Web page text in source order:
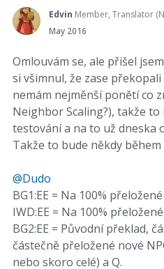
Edvin Member, Translator
May 2016
Omlouvám se, ale přišel
si všimnul, že zase
nemám nejměnší ponětí co
Neighbor Scaling?), takže
testování a na to už dneska
Takže to bude někdy
@Dudo
BG1:EE = Na 100%
IWD:EE = Na 100%
BG2:EE = Původní překlad,
částečně přeložené nové
nebo skoro celé) a Q.